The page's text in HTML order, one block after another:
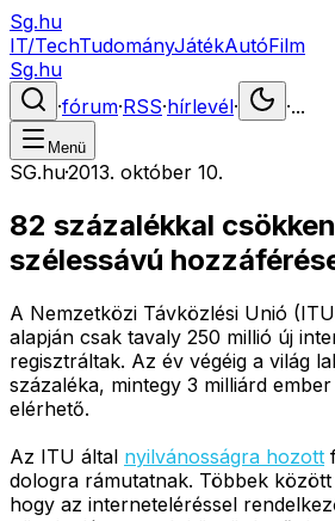
Sg.hu
IT/TechTudományJátékAutóFilm
Sg.hu
·fórum·RSS·hírlevél· ·...
Menü
SG.hu·2013. október 10.
82 százalékkal
szélessávú
A Nemzetközi Távközlési Unió
alapján csak tavaly 250 millió új
regisztráltak. Az év végéig a világ
százaléka, mintegy 3 milliárd
elérhető.
Az ITU által nyilvánosságra hozott
dologra rámutatnak. Többek
hogy az interneteléréssel